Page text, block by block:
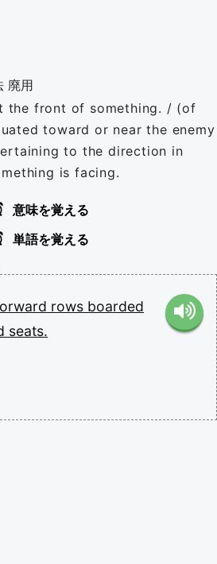
廃用
the front of something. / (of
toward or near the enemy
to the direction in
is facing.
意味を覚える
単語を覚える
rows boarded
seats.